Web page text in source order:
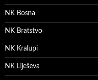
NK Bosna
NK Bratstvo
NK Kralupi
NK Liješeva